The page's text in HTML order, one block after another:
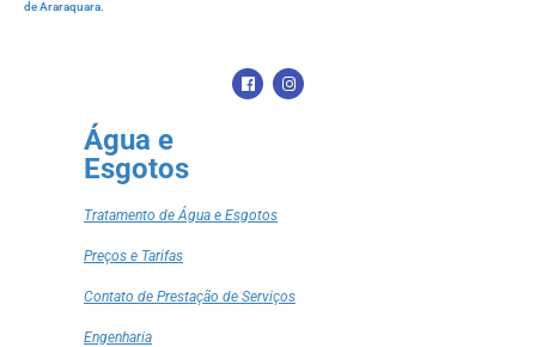
de Araraquara.
Água e
Esgotos
Tratamento de Água e Esgotos
Preços e Tarifas
Contato de Prestação de Serviços
Engenharia